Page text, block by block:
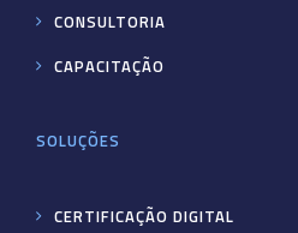
CONSULTORIA
CAPACITAÇÃO
SOLUÇÕES
CERTIFICAÇÃO DIGITAL